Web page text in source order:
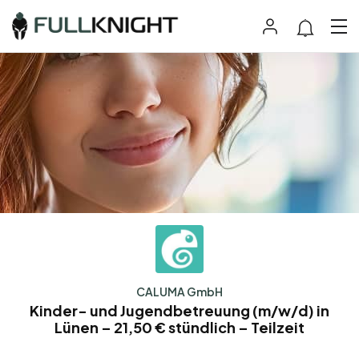
CALUMA GmbH
Kinder- und Jugendbetreuung (m/w/d) in
Lünen – 21,50 € stündlich – Teilzeit